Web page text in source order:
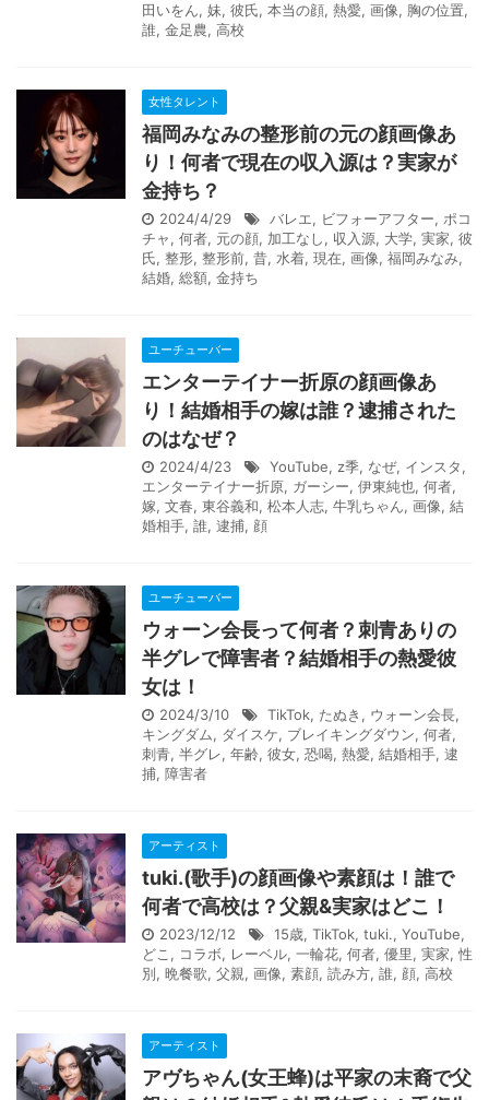
田いをん, 妹, 彼氏, 本当の顔, 熱愛, 画像, 胸の位置,
誰, 金足農, 高校
女性タレント
福岡みなみの整形前の元の顔画像あ
り！何者で現在の収入源は？実家が
金持ち？
2024/4/29 バレエ, ビフォーアフター, ポコ
チャ, 何者, 元の顔, 加工なし, 収入源, 大学, 実家, 彼
氏, 整形, 整形前, 昔, 水着, 現在, 画像, 福岡みなみ,
結婚, 総額, 金持ち
ユーチューバー
エンターテイナー折原の顔画像あ
り！結婚相手の嫁は誰？逮捕された
のはなぜ？
2024/4/23 YouTube, z季, なぜ, インスタ,
エンターテイナー折原, ガーシー, 伊東純也, 何者,
嫁, 文春, 東谷義和, 松本人志, 牛乳ちゃん, 画像, 結
婚相手, 誰, 逮捕, 顔
ユーチューバー
ウォーン会長って何者？刺青ありの
半グレで障害者？結婚相手の熱愛彼
女は！
2024/3/10 TikTok, たぬき , ウォーン会長,
キングダム, ダイスケ, ブレイキングダウン, 何者,
刺青, 半グレ, 年齢, 彼女, 恐喝, 熱愛, 結婚相手, 逮
捕, 障害者
アーティスト
tuki.(歌手)の顔画像や素顔は！誰で
何者で高校は？父親&実家はどこ！
2023/12/12 15歳, TikTok, tuki., YouTube,
どこ , コラボ, レーベル, 一輪花, 何者, 優里, 実家, 性
別, 晩餐歌, 父親, 画像, 素顔, 読み方, 誰, 顔, 高校
アーティスト
アヴちゃん(女王蜂)は平家の末裔で父